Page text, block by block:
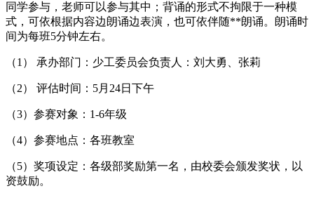
同学参与，老师可以参与其中；背诵的形式不拘限于一种模
式，可依根据内容边朗诵边表演，也可依伴随**朗诵。朗诵时
间为每班5分钟左右。
（1） 承办部门：少工委员会负责人：刘大勇、张莉
（2） 评估时间：5月24日下午
（3）参赛对象：1-6年级
（4）参赛地点：各班教室
（5）奖项设定：各级部奖励第一名，由校委会颁发奖状，以
资鼓励。